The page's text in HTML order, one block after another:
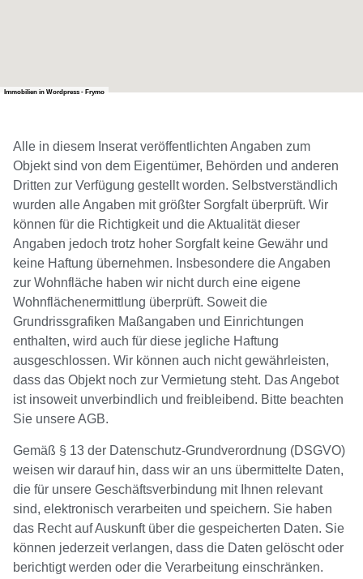
Immobilien in Wordpress - Frymo
Alle in diesem Inserat veröffentlichten Angaben zum
Objekt sind von dem Eigentümer, Behörden und anderen
Dritten zur Verfügung gestellt worden. Selbstverständlich
wurden alle Angaben mit größter Sorgfalt überprüft. Wir
können für die Richtigkeit und die Aktualität dieser
Angaben jedoch trotz hoher Sorgfalt keine Gewähr und
keine Haftung übernehmen. Insbesondere die Angaben
zur Wohnfläche haben wir nicht durch eine eigene
Wohnflächenermittlung überprüft. Soweit die
Grundrissgrafiken Maßangaben und Einrichtungen
enthalten, wird auch für diese jegliche Haftung
ausgeschlossen. Wir können auch nicht gewährleisten,
dass das Objekt noch zur Vermietung steht. Das Angebot
ist insoweit unverbindlich und freibleibend. Bitte beachten
Sie unsere AGB.
Gemäß § 13 der Datenschutz-Grundverordnung (DSGVO)
weisen wir darauf hin, dass wir an uns übermittelte Daten,
die für unsere Geschäftsverbindung mit Ihnen relevant
sind, elektronisch verarbeiten und speichern. Sie haben
das Recht auf Auskunft über die gespeicherten Daten. Sie
können jederzeit verlangen, dass die Daten gelöscht oder
berichtigt werden oder die Verarbeitung einschränken.